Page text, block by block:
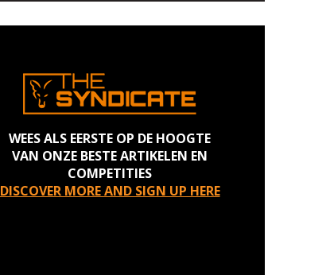
WEES ALS EERSTE OP DE HOOGTE
VAN ONZE BESTE ARTIKELEN EN
COMPETITIES
DISCOVER MORE AND SIGN UP HERE